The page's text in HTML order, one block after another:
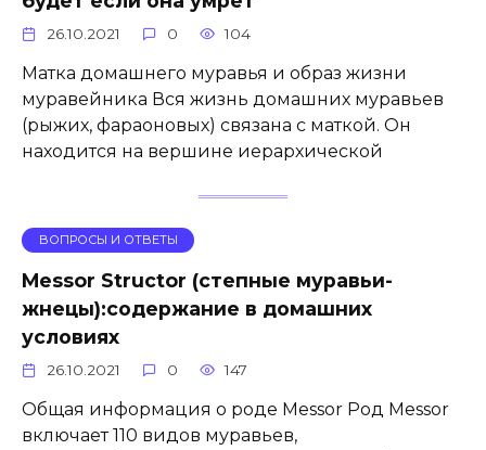
26.10.2021 0 104
Матка домашнего муравья и образ жизни
муравейника Вся жизнь домашних муравьев
(рыжих, фараоновых) связана с маткой. Он
находится на вершине иерархической
ВОПРОСЫ И ОТВЕТЫ
Messor Structor (степные муравьи-
жнецы):содержание в домашних
условиях
26.10.2021 0 147
Общая информация о роде Messor Род Messor
включает 110 видов муравьев,